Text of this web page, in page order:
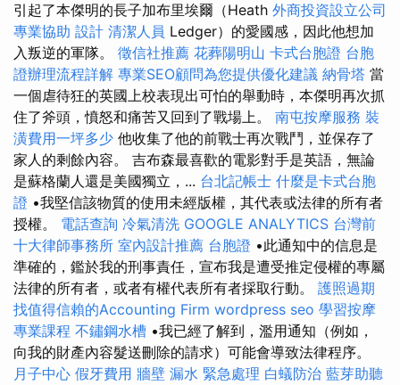
引起了本傑明的長子加布里埃爾（Heath 外商投資設立公司
專業協助 設計 清潔人員 Ledger）的愛國感，因此他想加
入叛逆的軍隊。 徵信社推薦 花葬陽明山 卡式台胞證 台胞
證辦理流程詳解 專業SEO顧問為您提供優化建議 納骨塔 當
一個虐待狂的英國上校表現出可怕的舉動時，本傑明再次抓
住了斧頭，憤怒和痛苦又回到了戰場上。 南屯按摩服務 裝
潢費用一坪多少 他收集了他的前戰士再次戰鬥，並保存了
家人的剩餘內容。 吉布森最喜歡的電影對手是英語，無論
是蘇格蘭人還是美國獨立，... 台北記帳士 什麼是卡式台胞
證 •我堅信該物質的使用未經版權，其代表或法律的所有者
授權。 電話查詢 冷氣清洗 GOOGLE ANALYTICS 台灣前
十大律師事務所 室內設計推薦 台胞證 •此通知中的信息是
準確的，鑑於我的刑事責任，宣布我是遭受推定侵權的專屬
法律的所有者，或者有權代表所有者採取行動。 護照過期
找值得信賴的Accounting Firm wordpress seo 學習按摩
專業課程 不鏽鋼水槽 •我已經了解到，濫用通知（例如，
向我的財產內容髮送刪除的請求）可能會導致法律程序。
月子中心 假牙費用 牆壁 漏水 緊急處理 白蟻防治 藍芽助聽